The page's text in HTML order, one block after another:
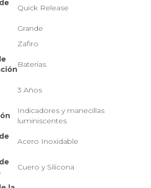
Quick Release
Grande
Zafiro
Baterías
3 Años
Indicadores y manecillas
luminiscentes
Acero Inoxidable
Cuero y Silicona